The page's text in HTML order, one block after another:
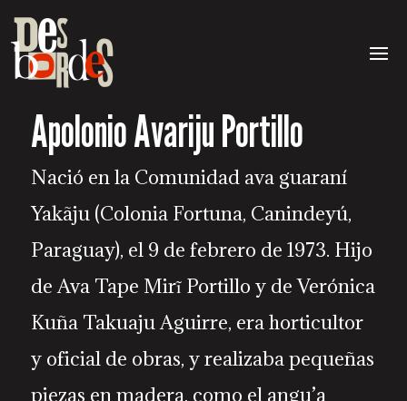
Apolonio Avariju Portillo
Nació en la Comunidad ava guaraní
Yakãju (Colonia Fortuna, Canindeyú,
Paraguay), el 9 de febrero de 1973. Hijo
de Ava Tape Mirĩ Portillo y de Verónica
Kuña Takuaju Aguirre, era horticultor
y oficial de obras, y realizaba pequeñas
piezas en madera, como el angu’a